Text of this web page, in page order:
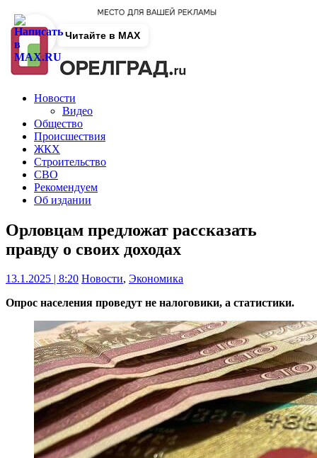
Новости
Видео
Общество
Происшествия
ЖКХ
Строительство
СВО
Рекомендуем
Об издании
Орловцам предложат рассказать
правду о своих доходах
13.1.2025 | 8:20 Новости, Экономика
Опрос населения проведут не налоговики, а статистики.
Читайте в MAX